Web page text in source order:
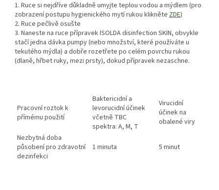
1. Ruce si nejdříve důkladně umyjte teplou vodou a mýdlem (pro
zobrazení postupu hygienického mytí rukou klikněte ZDE)
2. Ruce pečlivě osušte
3. Naneste na ruce přípravek ISOLDA disinfection SKIN, obvykle
stačí jedna dávka pumpy (nebo množství, které používáte u
tekutého mýdla) a dobře rozetřete po celém povrchu rukou
(dlaně, hřbet ruky, mezi prsty), dokud přípravek nezaschne.
Pracovní roztok k
přímému použití
Baktericidní a
levorucidní účinek
včetně TBC
spektra: A, M, T
Virucidní
účinek na
obalené viry
Nezbytná doba
působení pro zdravotní
dezinfekci
1 minuta 5 minut